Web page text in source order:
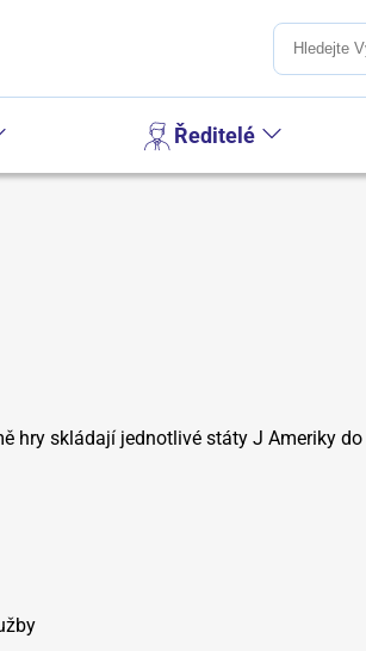
Ředitelé
hry skládají jednotlivé státy J Ameriky